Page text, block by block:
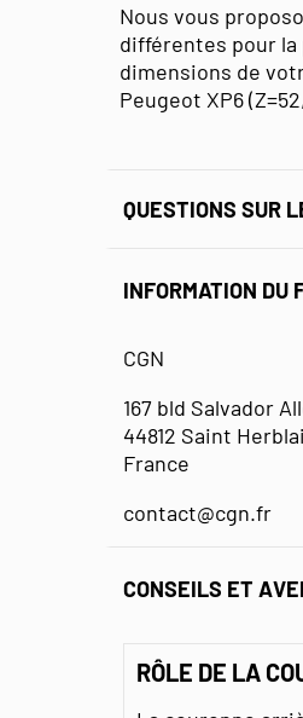
Nous vous
différentes pour la
dimensions de
Peugeot XP6
QUESTIONS SUR
INFORMATION DU
CGN
167 bld Salvador
44812 Saint
France
contact@cgn.fr
CONSEILS ET
RÔLE DE LA